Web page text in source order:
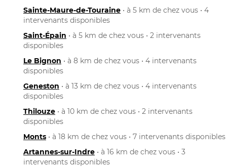
Sainte-Maure-de-Touraine • à 5 km de chez vous • 4
intervenants disponibles
Saint-Épain • à 5 km de chez vous • 2 intervenants
disponibles
Le Bignon • à 8 km de chez vous • 4 intervenants
disponibles
Geneston • à 13 km de chez vous • 4 intervenants
disponibles
Thilouze • à 10 km de chez vous • 2 intervenants
disponibles
Monts • à 18 km de chez vous • 7 intervenants disponibles
Artannes-sur-Indre • à 16 km de chez vous • 3
intervenants disponibles